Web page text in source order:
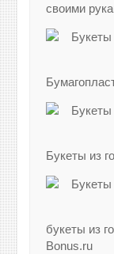
своими
Букеты из
букеты из
Bonus.ru